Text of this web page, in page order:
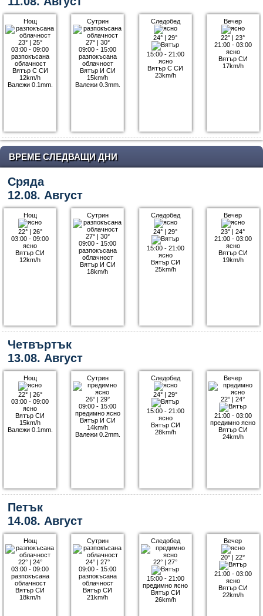
Нощ
23°| 25°
03:00 - 09:00
разпокъсана
облачност
Вятър С СИ
12km/h
Валежи 0.1mm.
Сутрин
27°| 30°
09:00 - 15:00
разпокъсана
облачност
Вятър И СИ
15km/h
Валежи 0.3mm.
Следобед
24° |29°
15:00 - 21:00
ясно
Вятър С СИ
23km/h
Вечер
22° |23°
21:00 - 03:00
ясно
Вятър СИ
17km/h
ВРЕМЕ СЛЕДВАЩИ ДНИ
Сряда
12.08. Август
Нощ
22°| 26°
03:00 - 09:00
ясно
Вятър СИ
12km/h
Сутрин
27°| 30°
09:00 - 15:00
разпокъсана
облачност
Вятър И СИ
18km/h
Следобед
24° |29°
15:00 - 21:00
ясно
Вятър СИ
25km/h
Вечер
23° |24°
21:00 - 03:00
ясно
Вятър СИ
19km/h
Четвъртък
13.08. Август
Нощ
22°| 26°
03:00 - 09:00
ясно
Вятър СИ
15km/h
Валежи 0.1mm.
Сутрин
26°| 29°
09:00 - 15:00
предимно ясно
Вятър И СИ
14km/h
Валежи 0.2mm.
Следобед
24° |29°
15:00 - 21:00
ясно
Вятър СИ
28km/h
Вечер
22° |24°
21:00 - 03:00
предимно ясно
Вятър СИ
24km/h
Петък
14.08. Август
Нощ
22°| 24°
03:00 - 09:00
разпокъсана
облачност
Вятър СИ
18km/h
Сутрин
24°| 27°
09:00 - 15:00
разпокъсана
облачност
Вятър СИ
21km/h
Следобед
22° |27°
15:00 - 21:00
предимно ясно
Вятър СИ
26km/h
Вечер
20° |22°
21:00 - 03:00
ясно
Вятър СИ
22km/h